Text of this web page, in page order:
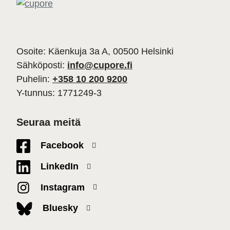
Osoite: Käenkuja 3a A, 00500 Helsinki
Sähköposti: info@cupore.fi
Puhelin: +358 10 200 9200
Y-tunnus: 1771249-3
Seuraa meitä
Facebook
LinkedIn
Instagram
Bluesky